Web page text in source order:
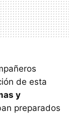
de esta
y
preparados